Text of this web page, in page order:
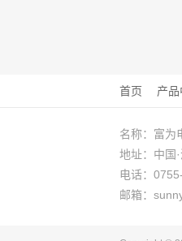
首页 产
名称：富为
地址：中国
电话：
邮箱：